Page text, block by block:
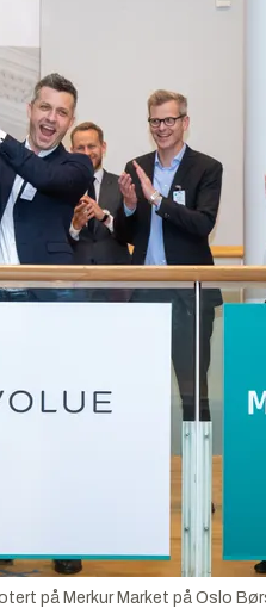
på Merkur Market på Oslo